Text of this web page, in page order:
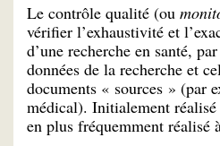
Le contrôle qualité (ou
vérifier l’exhaustivité et
d’une recherche en santé,
données de la recherche et
documents « sources » (par
médical). Initialement
en plus fréquemment réalisé